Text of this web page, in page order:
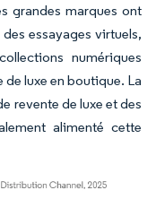
grandes marques ont
essayages virtuels,
numériques
luxe en boutique. La
revente de luxe et des
alimenté cette